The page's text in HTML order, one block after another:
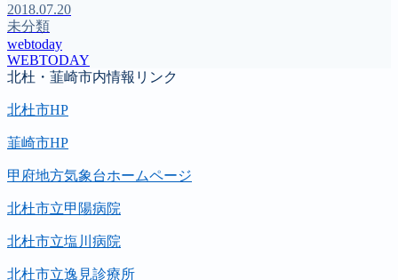
2018.07.20
未分類
webtoday
WEBTODAY
北杜・韮崎市内情報リンク
北杜市HP
韮崎市HP
甲府地方気象台ホームページ
北杜市立甲陽病院
北杜市立塩川病院
北杜市立逸見診療所